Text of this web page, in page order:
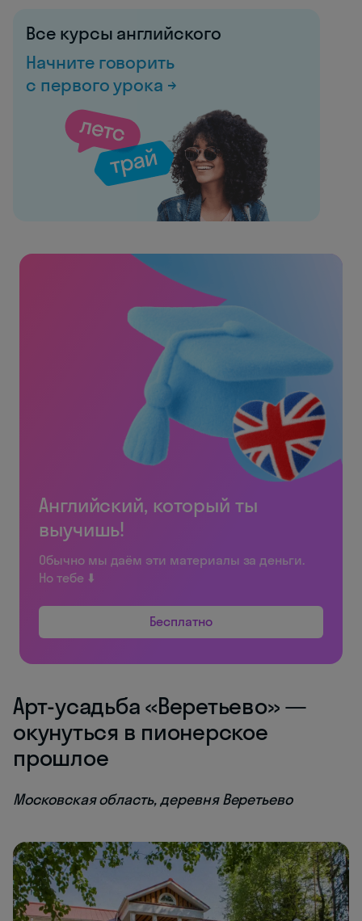
Все курсы английского
Начните говорить
с первого урока →
Английский, который ты
выучишь!
Обычно мы даём эти материалы за деньги.
Но тебе ⬇️
Бесплатно
Арт-усадьба «Веретьево» —
окунуться в пионерское
прошлое
Московская область, деревня Веретьево